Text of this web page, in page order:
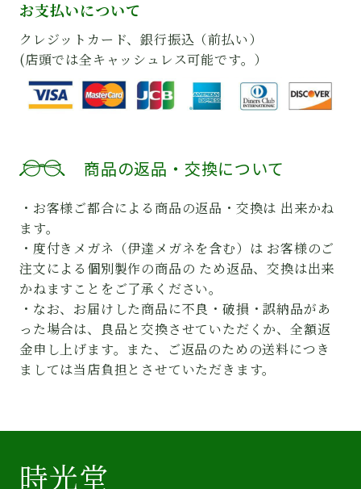
お支払いについて
クレジットカード、銀行振込（前払い）
(店頭では全キャッシュレス可能です。）
商品の返品・交換について
・お客様ご都合による商品の返品・交換は 出来かね
ます。
・度付きメガネ（伊達メガネを含む）は お客様のご
注文による個別製作の商品の ため返品、交換は出来
かねますことをご了承ください。
・なお、お届けした商品に不良・破損・誤納品があ
った場合は、良品と交換させていただくか、全額返
金申し上げます。また、ご返品のための送料につき
ましては当店負担とさせていただきます。
時光堂